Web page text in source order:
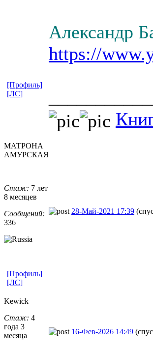
Александр
https://
[Профиль]
[ЛС]
МАТРОНА
АМУРСКАЯ
Стаж: 7 лет
8 месяцев
Сообщений:
336
28-Май-2021 17:39
[Профиль]
[ЛС]
Kewick
Стаж: 4
года 3
месяца
16-Фев-2026 14:49